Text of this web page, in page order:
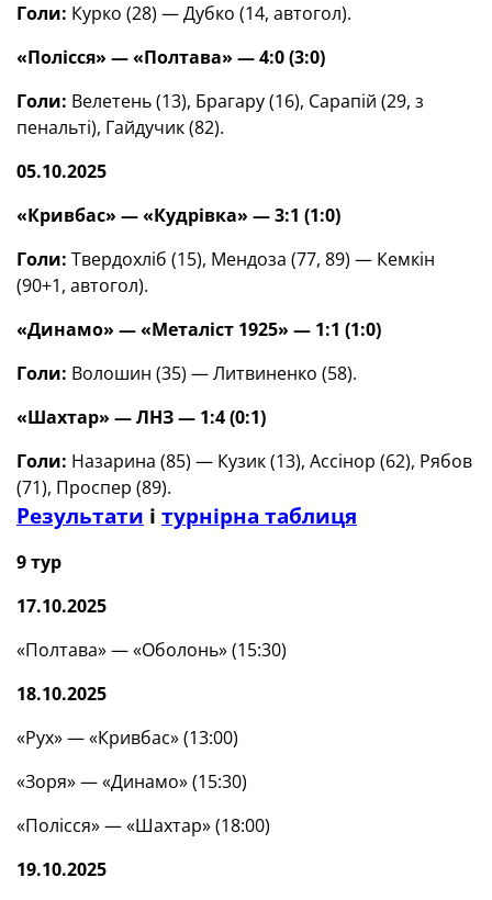
Голи: Курко (28) — Дубко (14, автогол).
«Полісся» — «Полтава» — 4:0 (3:0)
Голи: Велетень (13), Брагару (16), Сарапій (29, з
пенальті), Гайдучик (82).
05.10.2025
«Кривбас» — «Кудрівка» — 3:1 (1:0)
Голи: Твердохліб (15), Мендоза (77, 89) — Кемкін
(90+1, автогол).
«Динамо» — «Металіст 1925» — 1:1 (1:0)
Голи: Волошин (35) — Литвиненко (58).
«Шахтар» — ЛНЗ — 1:4 (0:1)
Голи: Назарина (85) — Кузик (13), Ассінор (62), Рябов
(71), Проспер (89).
Результати і турнірна таблиця
9 тур
17.10.2025
«Полтава» — «Оболонь» (15:30)
18.10.2025
«Рух» — «Кривбас» (13:00)
«Зоря» — «Динамо» (15:30)
«Полісся» — «Шахтар» (18:00)
19.10.2025